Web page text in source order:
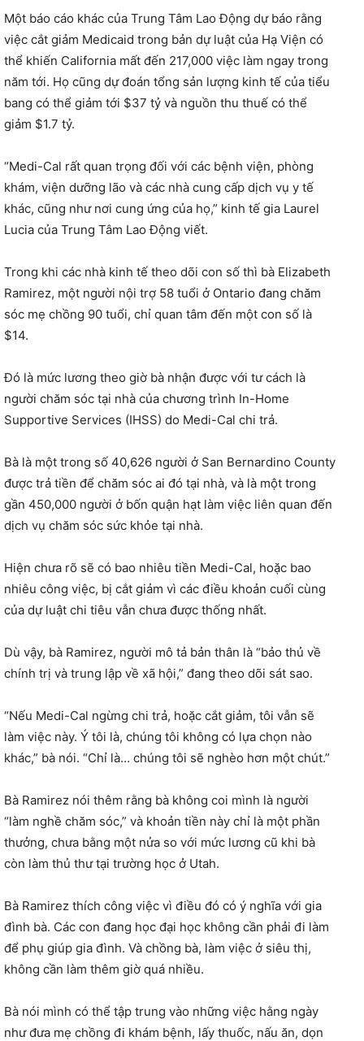
Một báo cáo khác của Trung Tâm Lao Động dự báo rằng
việc cắt giảm Medicaid trong bản dự luật của Hạ Viện có
thể khiến California mất đến 217,000 việc làm ngay trong
năm tới. Họ cũng dự đoán tổng sản lượng kinh tế của tiểu
bang có thể giảm tới $37 tỷ và nguồn thu thuế có thể
giảm $1.7 tỷ.
“Medi-Cal rất quan trọng đối với các bệnh viện, phòng
khám, viện dưỡng lão và các nhà cung cấp dịch vụ y tế
khác, cũng như nơi cung ứng của họ,” kinh tế gia Laurel
Lucia của Trung Tâm Lao Động viết.
Trong khi các nhà kinh tế theo dõi con số thì bà Elizabeth
Ramirez, một người nội trợ 58 tuổi ở Ontario đang chăm
sóc mẹ chồng 90 tuổi, chỉ quan tâm đến một con số là
$14.
Đó là mức lương theo giờ bà nhận được với tư cách là
người chăm sóc tại nhà của chương trình In-Home
Supportive Services (IHSS) do Medi-Cal chi trả.
Bà là một trong số 40,626 người ở San Bernardino County
được trả tiền để chăm sóc ai đó tại nhà, và là một trong
gần 450,000 người ở bốn quận hạt làm việc liên quan đến
dịch vụ chăm sóc sức khỏe tại nhà.
Hiện chưa rõ sẽ có bao nhiêu tiền Medi-Cal, hoặc bao
nhiêu công việc, bị cắt giảm vì các điều khoản cuối cùng
của dự luật chi tiêu vẫn chưa được thống nhất.
Dù vậy, bà Ramirez, người mô tả bản thân là “bảo thủ về
chính trị và trung lập về xã hội,” đang theo dõi sát sao.
“Nếu Medi-Cal ngừng chi trả, hoặc cắt giảm, tôi vẫn sẽ
làm việc này. Ý tôi là, chúng tôi không có lựa chọn nào
khác,” bà nói. “Chỉ là… chúng tôi sẽ nghèo hơn một chút.”
Bà Ramirez nói thêm rằng bà không coi mình là người
“làm nghề chăm sóc,” và khoản tiền này chỉ là một phần
thưởng, chưa bằng một nửa so với mức lương cũ khi bà
còn làm thủ thư tại trường học ở Utah.
Bà Ramirez thích công việc vì điều đó có ý nghĩa với gia
đình bà. Các con đang học đại học không cần phải đi làm
để phụ giúp gia đình. Và chồng bà, làm việc ở siêu thị,
không cần làm thêm giờ quá nhiều.
Bà nói mình có thể tập trung vào những việc hằng ngày
như đưa mẹ chồng đi khám bệnh, lấy thuốc, nấu ăn, dọn